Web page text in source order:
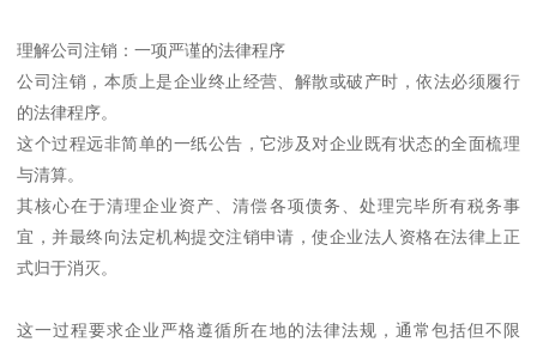
理解公司注销：一项严谨的法律程序
公司注销，本质上是企业终止经营、解散或破产时，依法必须履行
的法律程序。
这个过程远非简单的一纸公告，它涉及对企业既有状态的全面梳理
与清算。
其核心在于清理企业资产、清偿各项债务、处理完毕所有税务事
宜，并最终向法定机构提交注销申请，使企业法人资格在法律上正
式归于消灭。
这一过程要求企业严格遵循所在地的法律法规，通常包括但不限